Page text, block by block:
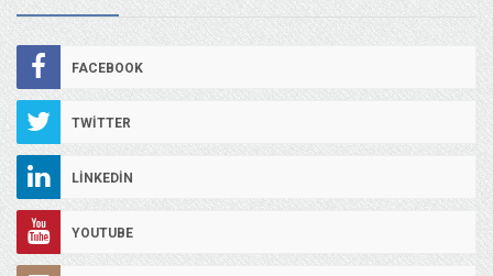
FACEBOOK
TWITTER
LINKEDIN
YOUTUBE